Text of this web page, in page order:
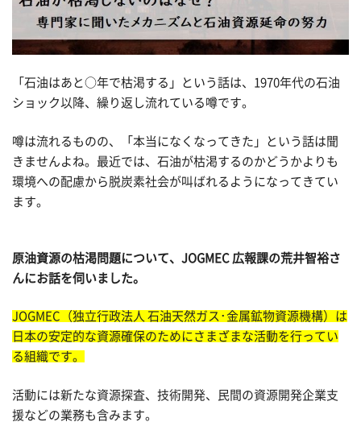
「石油はあと○年で枯渇する」という話は、1970年代の石油
ショック以降、繰り返し流れている噂です。
噂は流れるものの、「本当になくなってきた」という話は聞
きませんよね。最近では、石油が枯渇するのかどうかよりも
環境への配慮から脱炭素社会が叫ばれるようになってきてい
ます。
原油資源の枯渇問題について、JOGMEC 広報課の荒井智裕さ
んにお話を伺いました。
JOGMEC（独立行政法人 石油天然ガス･金属鉱物資源機構）は
日本の安定的な資源確保のためにさまざまな活動を行ってい
る組織です。
活動には新たな資源探査、技術開発、民間の資源開発企業支
援などの業務も含みます。